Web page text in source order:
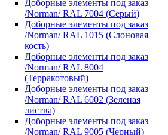
Доборные элементы под заказ
/Norman/ RAL 7004 (Серый)
Доборные элементы под заказ
/Norman/ RAL 1015 (Слоновая
кость)
Доборные элементы под заказ
/Norman/ RAL 8004
(Терракотовый)
Доборные элементы под заказ
/Norman/ RAL 6002 (Зеленая
листва)
Доборные элементы под заказ
/Norman/ RAL 9005 (Черный)